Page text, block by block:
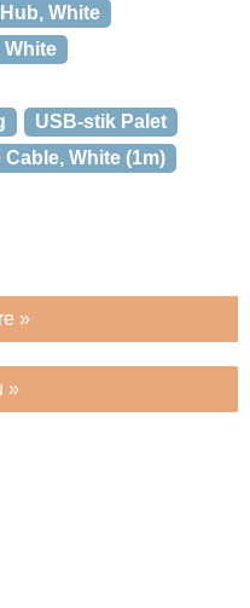
White
White
USB-stik Palet
White (1m)
»
»